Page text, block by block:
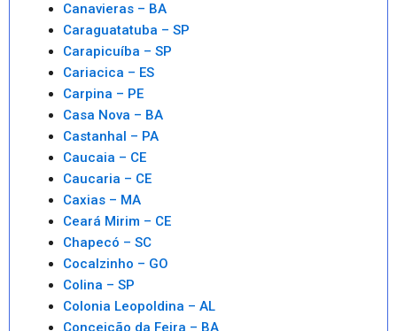
Canavieras – BA
Caraguatatuba – SP
Carapicuíba – SP
Cariacica – ES
Carpina – PE
Casa Nova – BA
Castanhal – PA
Caucaia – CE
Caucaria – CE
Caxias – MA
Ceará Mirim – CE
Chapecó – SC
Cocalzinho – GO
Colina – SP
Colonia Leopoldina – AL
Conceição da Feira – BA